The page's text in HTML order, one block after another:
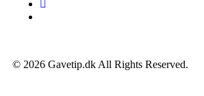
© 2026 Gavetip.dk All Rights Reserved.